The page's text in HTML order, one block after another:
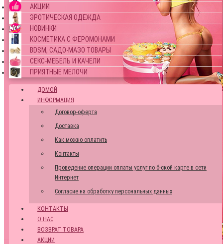
АКЦИИ
ЭРОТИЧЕСКАЯ ОДЕЖДА
НОВИНКИ
КОСМЕТИКА С ФЕРОМОНАМИ
BDSM, САДО-МАЗО ТОВАРЫ
СЕКС-МЕБЕЛЬ И КАЧЕЛИ
ПРИЯТНЫЕ МЕЛОЧИ
ДОМОЙ
ИНФОРМАЦИЯ
Договор-оферта
Доставка
Как можно оплатить
Контакты
Проведение операции оплаты услуг по б-ской карте в сети
Интернет
Согласие на обработку персональных данных
КОНТАКТЫ
О НАС
ВОЗВРАТ ТОВАРА
АКЦИИ